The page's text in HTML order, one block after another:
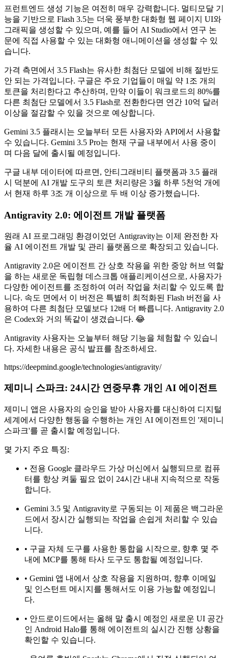
프런트엔드 생성 기능은 여전히 ​​매우 강력합니다. 멀티모달 기
능을 기반으로 Flash 3.5는 더욱 풍부한 대화형 웹 페이지 UI와
그래픽을 생성할 수 있으며, 예를 들어 AI Studio에서 연구 논
문에 직접 사용할 수 있는 대화형 애니메이션을 생성할 수 있
습니다.
가격 측면에서 3.5 Flash는 유사한 최첨단 모델에 비해 절반도
안 되는 가격입니다. 구글은 주요 기업들이 매일 약 1조 개의
토큰을 처리한다고 추산하며, 만약 이들이 워크로드의 80%를
다른 최첨단 모델에서 3.5 Flash로 전환한다면 연간 10억 달러
이상을 절감할 수 있을 것으로 예상합니다.
Gemini 3.5 플래시는 오늘부터 모든 사용자와 API에서 사용할
수 있습니다. Gemini 3.5 Pro는 현재 구글 내부에서 사용 중이
며 다음 달에 출시될 예정입니다.
구글 내부 데이터에 따르면, 안티그래비티 플랫폼과 3.5 플래
시 덕분에 AI 개발 도구의 토큰 처리량은 3월 하루 5천억 개에
서 현재 하루 3조 개 이상으로 두 배 이상 증가했습니다.
Antigravity 2.0: 에이전트 개발 플랫폼
원래 AI 프로그래밍 환경이었던 Antigravity는 이제 완전한 자
율 AI 에이전트 개발 및 관리 플랫폼으로 확장되고 있습니다.
Antigravity 2.0은 에이전트 간 상호 작용을 위한 중앙 허브 역할
을 하는 새로운 독립형 데스크톱 애플리케이션으로, 사용자가
다양한 에이전트를 조정하여 여러 작업을 처리할 수 있도록 합
니다. 속도 면에서 이 버전은 특별히 최적화된 Flash 버전을 사
용하여 다른 최첨단 모델보다 12배 더 빠릅니다. Antigravity 2.0
은 Codex와 거의 똑같이 생겼습니다. 😂
Antigravity 사용자는 오늘부터 해당 기능을 체험할 수 있습니
다. 자세한 내용은 공식 발표를 참조하세요.
https://deepmind.google/technologies/antigravity/
제미니 스파크: 24시간 연중무휴 개인 AI 에이전트
제미니 앱은 사용자의 승인을 받아 사용자를 대신하여 디지털
세계에서 다양한 행동을 수행하는 개인 AI 에이전트인 '제미니
스파크'를 곧 출시할 예정입니다.
몇 가지 주요 특징:
• 전용 Google 클라우드 가상 머신에서 실행되므로 컴퓨
터를 항상 켜둘 필요 없이 24시간 내내 지속적으로 작동
합니다.
Gemini 3.5 및 Antigravity로 구동되는 이 제품은 백그라운
드에서 장시간 실행되는 작업을 손쉽게 처리할 수 있습
니다.
• 구글 자체 도구를 사용한 통합을 시작으로, 향후 몇 주
내에 MCP를 통해 타사 도구도 통합될 예정입니다.
• Gemini 앱 내에서 상호 작용을 지원하며, 향후 이메일
및 인스턴트 메시지를 통해서도 이용 가능할 예정입니
다.
• 안드로이드에서는 올해 말 출시 예정인 새로운 UI 공간
인 Android Halo를 통해 에이전트의 실시간 진행 상황을
확인할 수 있습니다.